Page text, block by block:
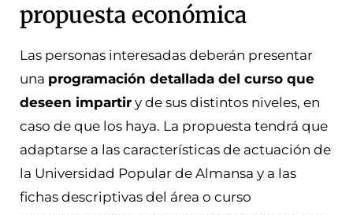
propuesta económica
Las personas interesadas deberán presentar
una programación detallada del curso que
deseen impartir y de sus distintos niveles, en
caso de que los haya. La propuesta tendrá que
adaptarse a las características de actuación de
la Universidad Popular de Almansa y a las
fichas descriptivas del área o curso